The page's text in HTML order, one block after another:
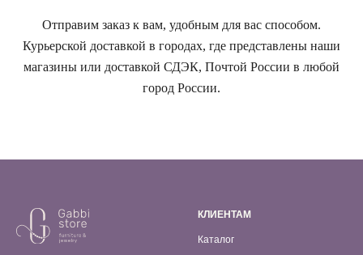
Отправим заказ к вам, удобным для вас способом.
Курьерской доставкой в городах, где представлены наши
магазины или доставкой СДЭК, Почтой России в любой
город России.
КЛИЕНТАМ
Каталог